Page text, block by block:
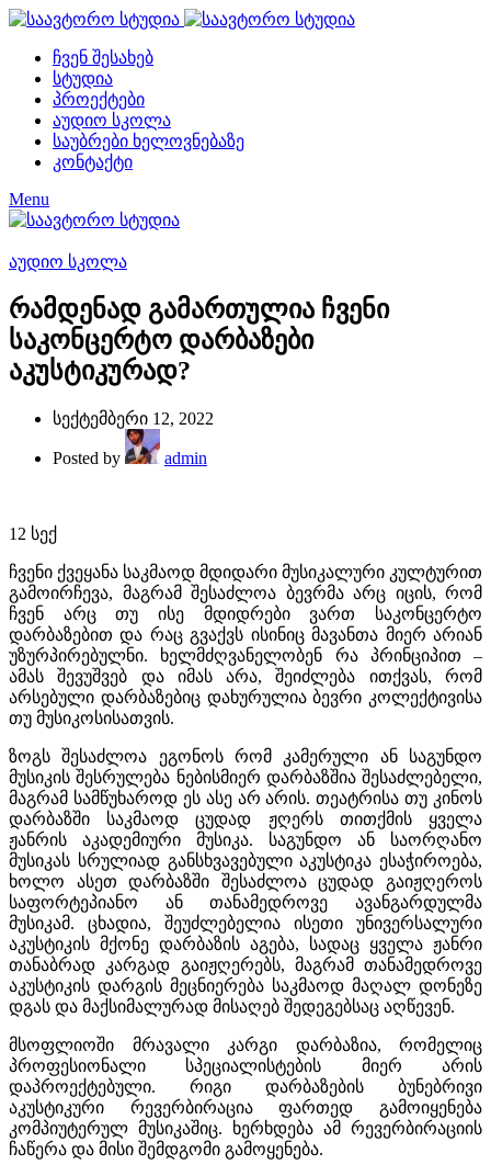
ჩვენ შესახებ
სტუდია
პროექტები
აუდიო სკოლა
საუბრები ხელოვნებაზე
კონტაქტი
Menu
აუდიო სკოლა
რამდენად გამართულია ჩვენი
საკონცერტო დარბაზები
აკუსტიკურად?
სექტემბერი 12, 2022
Posted by admin
12 სექ
ჩვენი ქვეყანა საკმაოდ მდიდარი მუსიკალური კულტურით
გამოირჩევა, მაგრამ შესაძლოა ბევრმა არც იცის, რომ
ჩვენ არც თუ ისე მდიდრები ვართ საკონცერტო
დარბაზებით და რაც გვაქვს ისინიც მავანთა მიერ არიან
უზურპირებულნი. ხელმძღვანელობენ რა პრინციპით –
ამას შევუშვებ და იმას არა, შეიძლება ითქვას, რომ
არსებული დარბაზებიც დახურულია ბევრი კოლექტივისა
თუ მუსიკოსისათვის.
ზოგს შესაძლოა ეგონოს რომ კამერული ან საგუნდო
მუსიკის შესრულება ნებისმიერ დარბაზშია შესაძლებელი,
მაგრამ სამწუხაროდ ეს ასე არ არის. თეატრისა თუ კინოს
დარბაზში საკმაოდ ცუდად ჟღერს თითქმის ყველა
ჟანრის აკადემიური მუსიკა. საგუნდო ან საორღანო
მუსიკას სრულიად განსხვავებული აკუსტიკა ესაჭიროება,
ხოლო ასეთ დარბაზში შესაძლოა ცუდად გაიჟღეროს
საფორტეპიანო ან თანამედროვე ავანგარდულმა
მუსიკამ. ცხადია, შეუძლებელია ისეთი უნივერსალური
აკუსტიკის მქონე დარბაზის აგება, სადაც ყველა ჟანრი
თანაბრად კარგად გაიჟღერებს, მაგრამ თანამედროვე
აკუსტიკის დარგის მეცნიერება საკმაოდ მაღალ დონეზე
დგას და მაქსიმალურად მისაღებ შედეგებსაც აღწევენ.
მსოფლიოში მრავალი კარგი დარბაზია, რომელიც
პროფესიონალი სპეციალისტების მიერ არის
დაპროექტებული. რიგი დარბაზების ბუნებრივი
აკუსტიკური რევერბირაცია ფართედ გამოიყენება
კომპიუტერულ მუსიკაშიც. ხერხდება ამ რევერბირაციის
ჩაწერა და მისი შემდგომი გამოყენება.